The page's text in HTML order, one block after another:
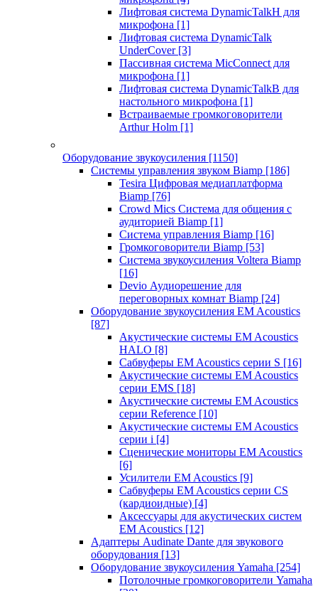
Лифтовая система DynamicTalkH для
микрофона [1]
Лифтовая система DynamicTalk
UnderCover [3]
Пассивная система MicConnect для
микрофона [1]
Лифтовая система DynamicTalkB для
настольного микрофона [1]
Встраиваемые громкоговорители
Arthur Holm [1]
Оборудование звукоусиления [1150]
Системы управления звуком Biamp [186]
Tesira Цифровая медиаплатформа
Biamp [76]
Crowd Mics Система для общения с
аудиторией Biamp [1]
Система управления Biamp [16]
Громкоговорители Biamp [53]
Система звукоусиления Voltera Biamp
[16]
Devio Аудиорешение для
переговорных комнат Biamp [24]
Оборудование звукоусиления EM Acoustics
[87]
Акустические системы EM Acoustics
HALO [8]
Сабвуферы EM Acoustics серии S [16]
Акустические системы EM Acoustics
серии EMS [18]
Акустические системы EM Acoustics
серии Reference [10]
Акустические системы EM Acoustics
серии i [4]
Сценические мониторы EM Acoustics
[6]
Усилители EM Acoustics [9]
Сабвуферы EM Acoustics серии CS
(кардиоидные) [4]
Аксессуары для акустических систем
EM Acoustics [12]
Адаптеры Audinate Dante для звукового
оборудования [13]
Оборудование звукоусиления Yamaha [254]
Потолочные громкоговорители Yamaha